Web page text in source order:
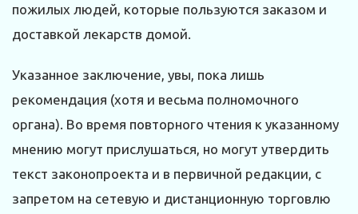
пожилых людей, которые пользуются заказом и
доставкой лекарств домой.
Указанное заключение, увы, пока лишь
рекомендация (хотя и весьма полномочного
органа). Во время повторного чтения к указанному
мнению могут прислушаться, но могут утвердить
текст законопроекта и в первичной редакции, с
запретом на сетевую и дистанционную торговлю